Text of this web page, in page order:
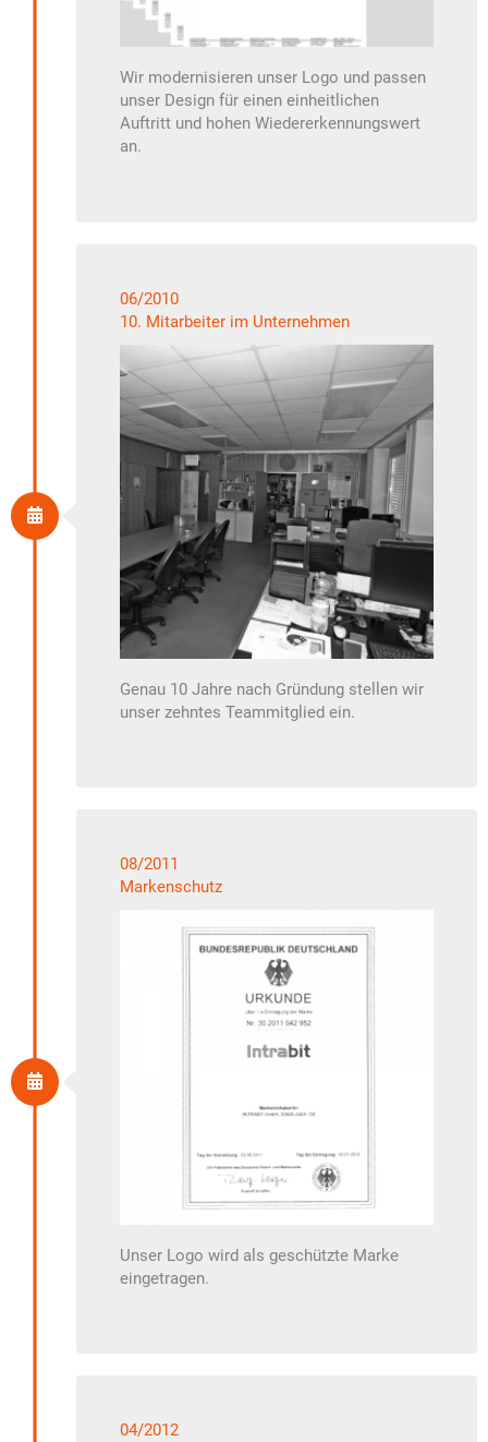
Wir modernisieren unser Logo und passen
unser Design für einen einheitlichen
Auftritt und hohen Wiedererkennungswert
an.
06/2010
10. Mitarbeiter im Unternehmen
Genau 10 Jahre nach Gründung stellen wir
unser zehntes Teammitglied ein.
08/2011
Markenschutz
Unser Logo wird als geschützte Marke
eingetragen.
04/2012